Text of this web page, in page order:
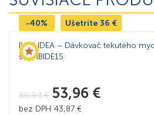
-40% Ušetríte 36 €
IVAB IDEA – Dávkovač tekutého
sklo IBIDE15
89,94€ 53,96 €
bez DPH 43,87 €